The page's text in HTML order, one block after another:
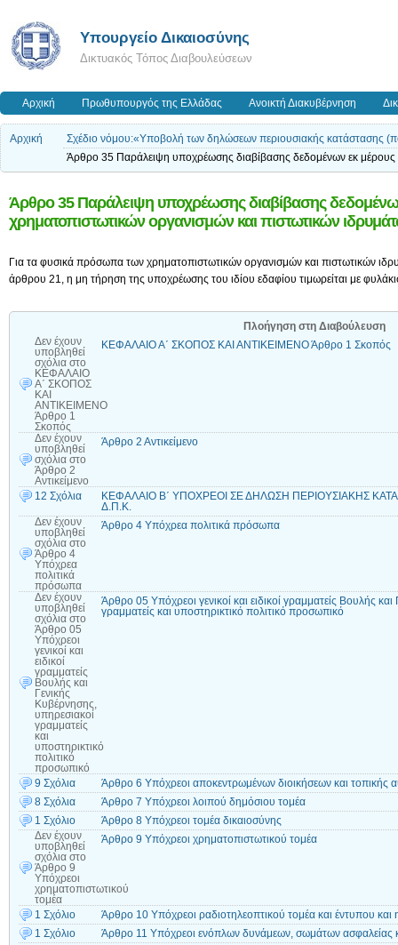
Υπουργείο Δικαιοσύνης
Δικτυακός Τόπος Διαβουλεύσεων
Αρχική Πρωθυπουργός της Ελλάδας Ανοικτή Διακυβέρνηση
Αρχική
Σχέδιο νόμου:«Υποβολή των δηλώσεων περιουσιακής κατάστασης
Άρθρο 35 Παράλειψη υποχρέωσης διαβίβασης δεδομένων εκ μέρους
Άρθρο 35 Παράλειψη υποχρέωσης διαβίβασης
χρηματοπιστωτικών οργανισμών και πιστωτικών
Για τα φυσικά πρόσωπα των χρηματοπιστωτικών οργανισμών και πιστωτικών
άρθρου 21, η μη τήρηση της υποχρέωσης του ιδίου εδαφίου τιμωρείται με
Πλοήγηση στη Διαβούλευση
Δεν έχουν
υποβληθεί
σχόλια στο
ΚΕΦΑΛΑΙΟ
Α΄ ΣΚΟΠΟΣ
ΚΑΙ
ΑΝΤΙΚΕΙΜΕΝΟ
Άρθρο 1
Σκοπός
ΚΕΦΑΛΑΙΟ Α΄ ΣΚΟΠΟΣ ΚΑΙ ΑΝΤΙΚΕΙΜΕΝΟ Άρθρο 1 Σκοπός
Δεν έχουν
υποβληθεί
σχόλια στο
Άρθρο 2
Αντικείμενο
Άρθρο 2 Αντικείμενο
12 Σχόλια
ΚΕΦΑΛΑΙΟ Β΄ ΥΠΟΧΡΕΟΙ ΣΕ ΔΗΛΩΣΗ ΠΕΡΙΟΥΣΙΑΚΗΣ
Δ.Π.Κ.
Δεν έχουν
υποβληθεί
σχόλια στο
Άρθρο 4
Υπόχρεα
πολιτικά
πρόσωπα
Άρθρο 4 Υπόχρεα πολιτικά πρόσωπα
Δεν έχουν
υποβληθεί
σχόλια στο
Άρθρο 05
Υπόχρεοι
γενικοί και
ειδικοί
γραμματείς
Βουλής και
Γενικής
Κυβέρνησης,
υπηρεσιακοί
γραμματείς
και
υποστηρικτικό
πολιτικό
προσωπικό
Άρθρο 05 Υπόχρεοι γενικοί και ειδικοί γραμματείς Βουλής
γραμματείς και υποστηρικτικό πολιτικό προσωπικό
9 Σχόλια
Άρθρο 6 Υπόχρεοι αποκεντρωμένων διοικήσεων και τοπικής
8 Σχόλια
Άρθρο 7 Υπόχρεοι λοιπού δημόσιου τομέα
1 Σχόλιο
Άρθρο 8 Υπόχρεοι τομέα δικαιοσύνης
Δεν έχουν
υποβληθεί
σχόλια στο
Άρθρο 9
Υπόχρεοι
χρηματοπιστωτικού
τομέα
Άρθρο 9 Υπόχρεοι χρηματοπιστωτικού τομέα
1 Σχόλιο
Άρθρο 10 Υπόχρεοι ραδιοτηλεοπτικού τομέα και έντυπου και
1 Σχόλιο
Άρθρο 11 Υπόχρεοι ενόπλων δυνάμεων, σωμάτων ασφαλείας